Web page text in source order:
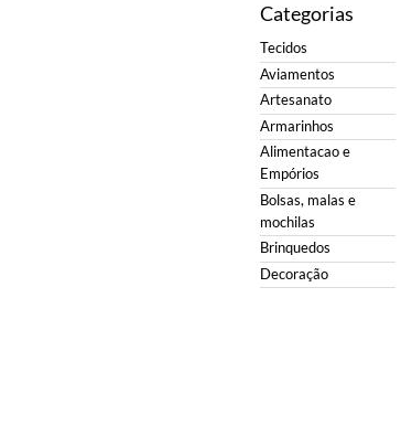
Categorias
Tecidos
Aviamentos
Artesanato
Armarinhos
Alimentacao e
Empórios
Bolsas, malas e
mochilas
Brinquedos
Decoração